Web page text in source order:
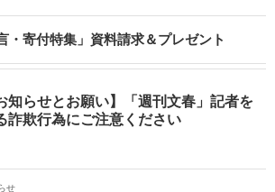
・寄付特集」資料請求＆プレゼント
知らせとお願い】「週刊文春」記者を
詐欺行為にご注意ください
せ